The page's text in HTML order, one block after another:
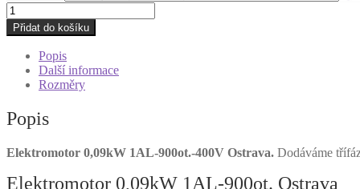
Elektromotor
0,09kW
1AL-
700ot.-400V
Ostrava
množství
Přidat do košíku
Popis
Další informace
Rozměry
Popis
Elektromotor 0,09kW 1AL-900ot.-400V Ostrava. Dodáváme
Elektromotor 0,09kW 1AL-900ot. Ostrava